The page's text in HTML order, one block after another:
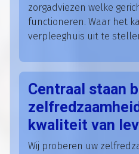
zorgadviezen welke
functioneren. Waar het
verpleeghuis uit te
Centraal staan
kwaliteit van
Wij proberen uw